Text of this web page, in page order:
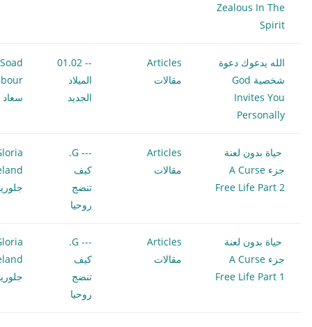
Zealous In The
Spirit
الله يدعوك دعوة
شخصية God
Invites You
Personally
Articles
مقالات
-- 01.02
الميلاد
الجديد
Soad
سعاد
حياة بدون لعنة
جزء A Curse
Free Life Part 2
Articles
مقالات
--- G.
كيف
تنضج
روحيا
حياة بدون لعنة
جزء A Curse
Free Life Part 1
Articles
مقالات
--- G.
كيف
تنضج
روحيا